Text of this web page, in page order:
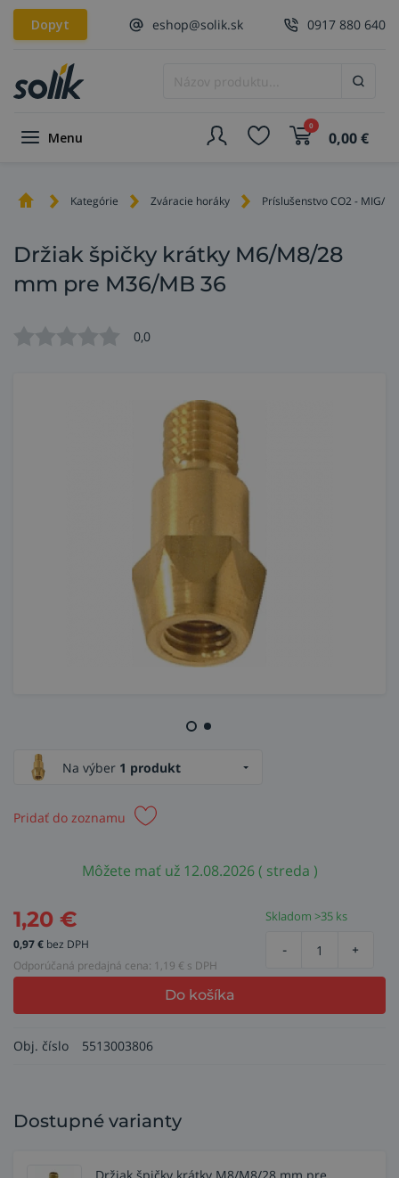
Dopyt eshop@solik.sk 0917 880 640
Menu
0
0,00€
Kategórie Zváracie horáky Príslušenstvo CO2 - MIG/
Držiak špičky krátky M6/M8/28
mm pre M36/MB 36
0,0
Na výber 1 produkt
Pridať do zoznamu
Môžete mať už 12.08.2026 ( streda )
1,20 €
0,97€ bez DPH
Odporúčaná predajná cena: 1,19 € s DPH
Skladom >35 ks
- +
Do košíka
Obj. číslo 5513003806
Dostupné varianty